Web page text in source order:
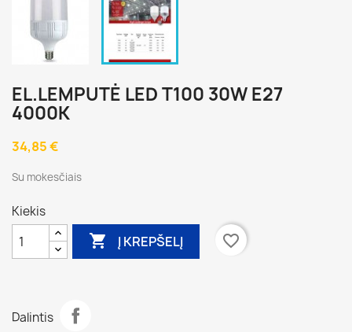
EL.LEMPUTĖ LED T100 30W E27
4000K
34,85 €
Su mokesčiais
Kiekis
 Į KREPŠELĮ favorite_border
Dalintis